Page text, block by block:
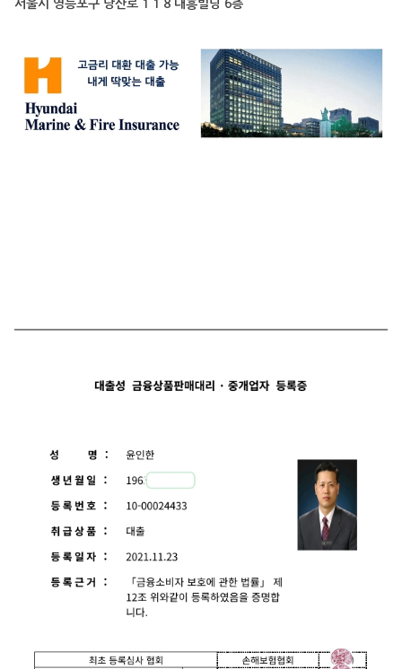
서울시 영등포구 당산로 1 1 8 대흥빌딩 6층